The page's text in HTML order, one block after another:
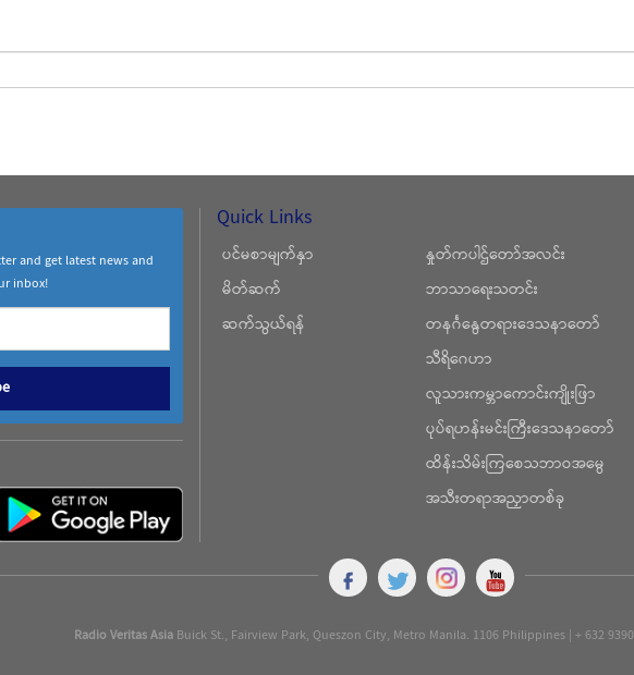
and get latest news and
inbox!
Quick Links
ပင်မစာမျက်နှာ
မိတ်ဆက်
ဆက်သွယ်ရန်
နှုတ်ကပါဌ်တော်အလင်း
ဘာသာရေးသတင်း
တနင်္ဂနွေတရားဒေသနာတော်
သီရိဂေဟာ
လူသားကမ္ဘာကောင်းကျိုးဖြာ
ပုပ်ရဟန်းမင်းကြီးဒေသနာတော်
ထိန်းသိမ်းကြစေသဘာဝအမွေ
အသီးတရာအညှာတစ်ခု
Radio Veritas AsiaBuick St., Fairview Park, Queszon City, Metro Manila. 1106 Philippines | + 632